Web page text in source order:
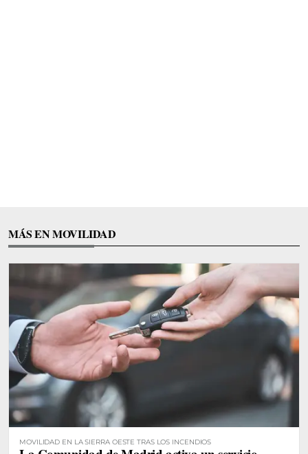
MÁS EN MOVILIDAD
MOVILIDAD EN LA SIERRA OESTE TRAS LOS INCENDIOS